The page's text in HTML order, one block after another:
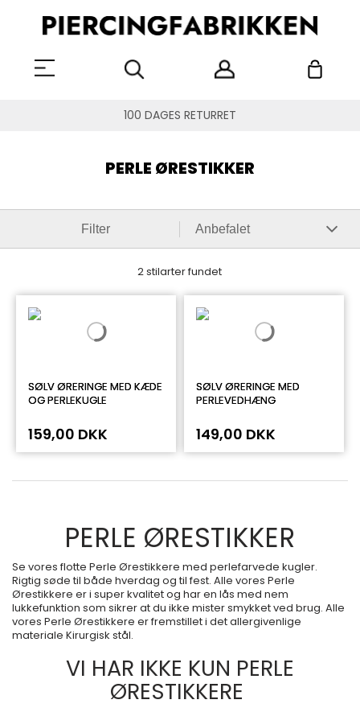
100 DAGES RETURRET
PERLE ØRESTIKKER
Filter
2 stilarter fundet
SØLV ØRERINGE MED KÆDE
OG PERLEKUGLE
159,00 DKK
SØLV ØRERINGE MED
PERLEVEDHÆNG
149,00 DKK
PERLE ØRESTIKKER
Se vores flotte Perle Ørestikkere med perlefarvede kugler.
Rigtig søde til både hverdag og til fest. Alle vores Perle
Ørestikkere er i super kvalitet og har en lås med nem
lukkefunktion som sikrer at du ikke mister smykket ved brug. Alle
vores Perle Ørestikkere er fremstillet i det allergivenlige
materiale Kirurgisk stål.
VI HAR IKKE KUN PERLE
ØRESTIKKERE